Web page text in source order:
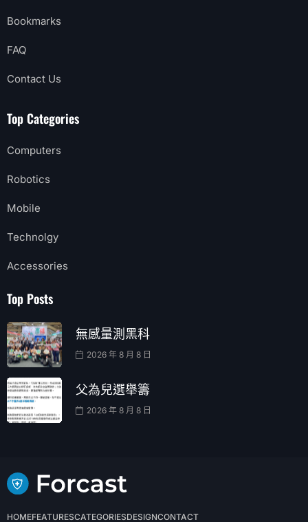
Bookmarks
FAQ
Contact Us
Top Categories
Computers
Robotics
Mobile
Technolgy
Accessories
Top Posts
無感量測黑科
2026 年 8 月 8 日
父為兒選舉籌
2026 年 8 月 8 日
HOMEFEATURESCATEGORIESDESIGNCONTACT